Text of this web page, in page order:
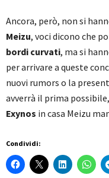
Ancora, però, non si
Meizu, voci dicono che
bordi curvati, ma si
per arrivare a queste
nuovi rumors o la
avverrà il prima
Exynos in casa Meizu
Condividi: